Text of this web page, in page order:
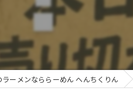
ーメンなららーめん へんちくりん